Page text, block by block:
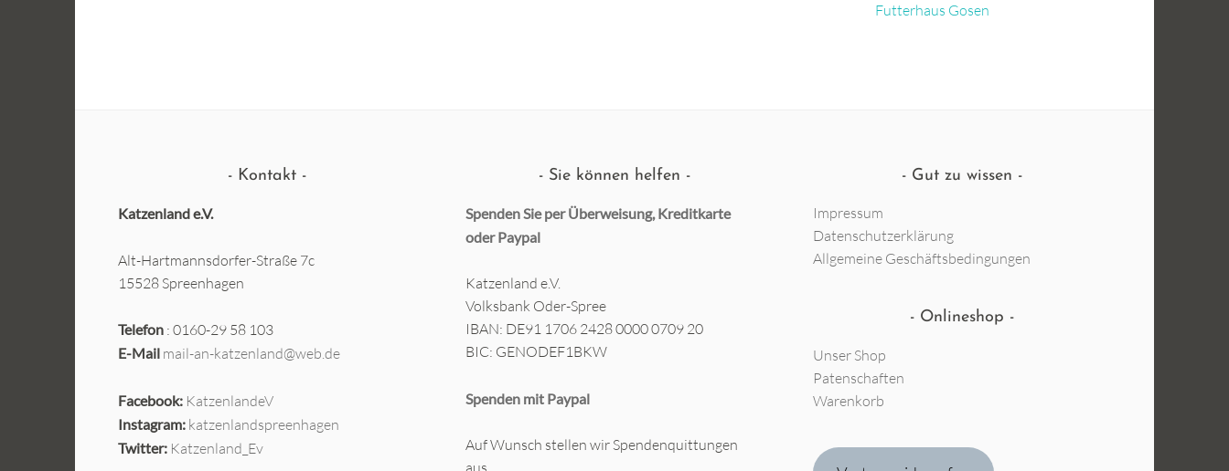
Futterhaus Gosen
Kontakt
Katzenland e.V.
Alt-Hartmannsdorfer-Straße 7c
15528 Spreenhagen
Telefon : 0160-29 58 103
E-Mail mail-an-katzenland@web.de
Facebook: KatzenlandeV
Instagram: katzenlandspreenhagen
Twitter: Katzenland_Ev
Sie können helfen
Spenden Sie per Überweisung, Kreditkarte
oderPaypal
Katzenland e.V.
Volksbank Oder-Spree
IBAN: DE91 1706 2428 0000 0709 20
BIC: GENODEF1BKW
Spenden mit Paypal
Auf Wunsch stellen wir Spendenquittungen
Gut zu wissen
Impressum
Datenschutzerklärung
Allgemeine Geschäftsbedingungen
Onlineshop
Unser Shop
Patenschaften
Warenkorb